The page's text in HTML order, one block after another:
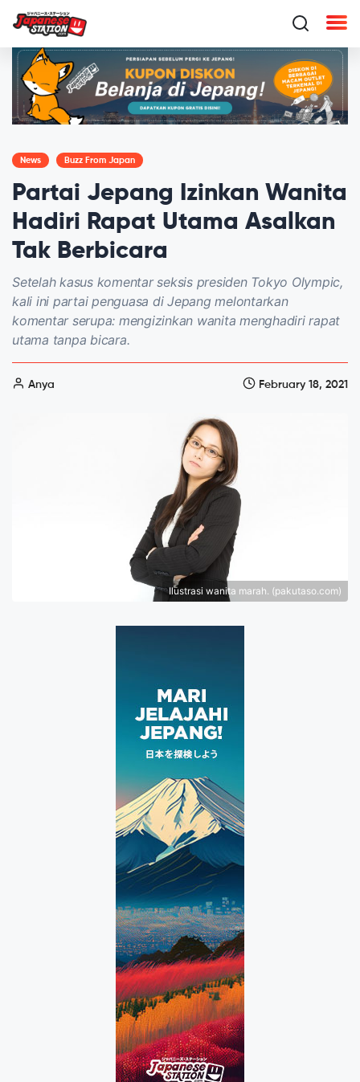
News Buzz From Japan
Partai Jepang Izinkan Wanita
Hadiri Rapat Utama Asalkan
Tak Berbicara
Setelah kasus komentar seksis presiden Tokyo Olympic,
kali ini partai penguasa di Jepang melontarkan
komentar serupa: mengizinkan wanita menghadiri rapat
utama tanpa bicara.
Anya February 18, 2021
Ilustrasi wanita marah. (pakutaso.com)